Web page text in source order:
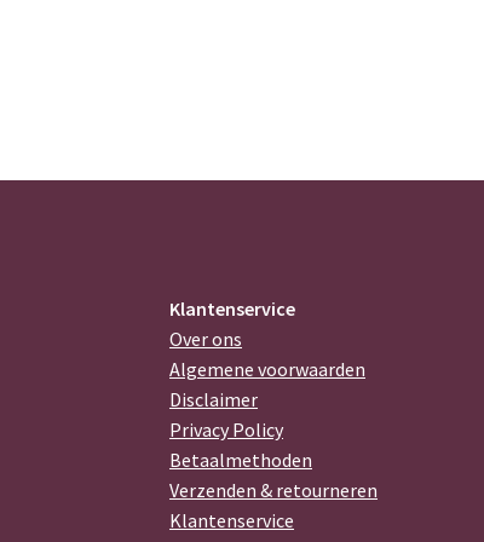
Klantenservice
Over ons
Algemene voorwaarden
Disclaimer
Privacy Policy
Betaalmethoden
Verzenden & retourneren
Klantenservice